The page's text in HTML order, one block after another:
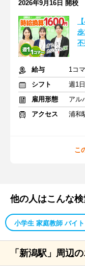
2026年9月16日 開校
給与
シフト
週1
雇用形態
アル
アクセス
浦和
こ
他の人はこんな
小学生 家庭教師 バイト
「新潟駅」周辺